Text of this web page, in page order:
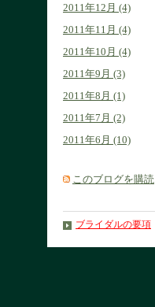
2011年12月 (4)
2011年11月 (4)
2011年10月 (4)
2011年9月 (3)
2011年8月 (1)
2011年7月 (2)
2011年6月 (10)
このブログを購読
ブライダルの要項